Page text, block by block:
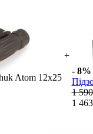
Atom 12x25
+
- 8%
1
1